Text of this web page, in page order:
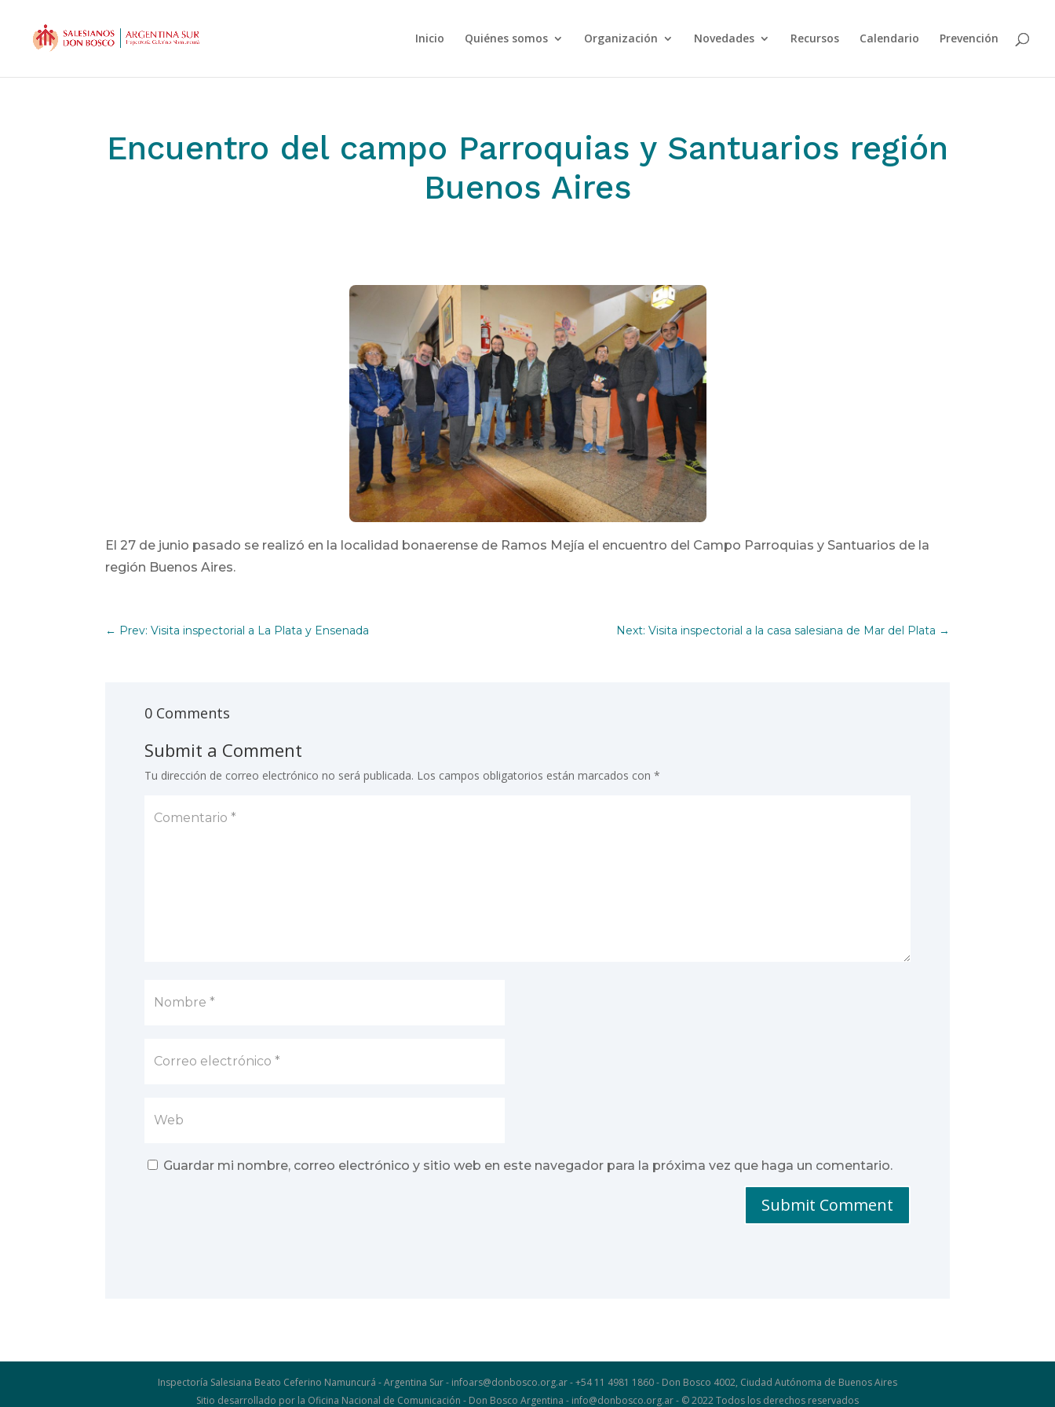
Inicio Quiénes somos Organización Novedades Recursos Calendario Prevención
Encuentro del campo Parroquias y Santuarios región
Buenos Aires
El 27 de junio pasado se realizó en la localidad bonaerense de Ramos Mejía el encuentro del Campo Parroquias y Santuarios de la
región Buenos Aires.
← Prev: Visita inspectorial a La Plata y Ensenada Next: Visita inspectorial a la casa salesiana de Mar del Plata →
0 Comments
Submit a Comment
Tu dirección de correo electrónico no será publicada. Los campos obligatorios están marcados con*
Guardar mi nombre, correo electrónico y sitio web en este navegador para la próxima vez que haga un comentario.
Submit Comment
Inspectoría Salesiana Beato Ceferino Namuncurá - Argentina Sur - infoars@donbosco.org.ar - +54 11 4981 1860 - Don Bosco 4002, Ciudad Autónoma de Buenos Aires
Sitio desarrollado por la Oficina Nacional de Comunicación - Don Bosco Argentina - info@donbosco.org.ar - © 2022 Todos los derechos reservados